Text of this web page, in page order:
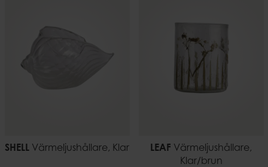
SHELL Värmeljushållare, Klar LEAF Värmeljushållare,
Klar/brun